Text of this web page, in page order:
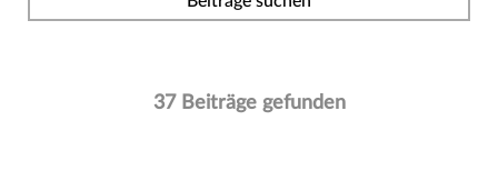
37 Beiträge gefunden